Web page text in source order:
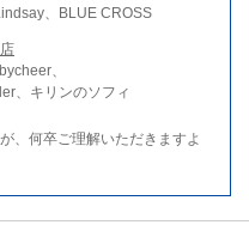
、BLUE CROSS
、
、キリンのソフィ
、何卒ご理解いただきますよ